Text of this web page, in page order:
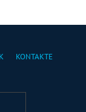
KONTAKTE